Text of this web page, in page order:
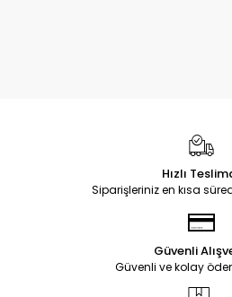
Hızlı
Siparişleriniz en kısa
Güvenli
Güvenli ve kolay